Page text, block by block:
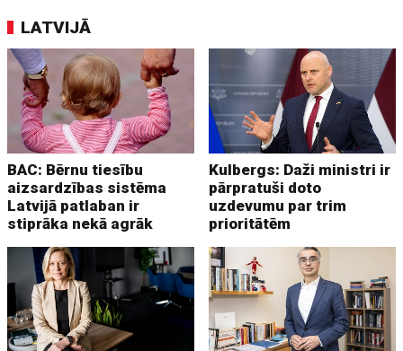
LATVIJĀ
BAC: Bērnu tiesību
aizsardzības sistēma
Latvijā patlaban ir
stiprāka nekā agrāk
Kulbergs: Daži ministri ir
pārpratuši doto
uzdevumu par trim
prioritātēm